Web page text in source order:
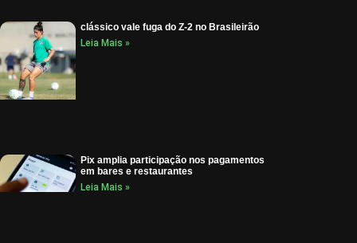
clássico vale fuga do Z-2 no Brasileirão
Leia Mais »
Pix amplia participação nos pagamentos
em bares e restaurantes
Leia Mais »